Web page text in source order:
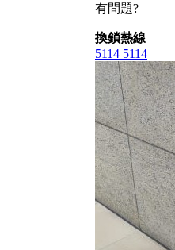
有問題?
換鎖熱線
5114 5114